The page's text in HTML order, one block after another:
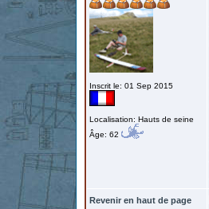
Inscrit le: 01 Sep 2015
Localisation: Hauts de seine
Âge: 62
Revenir en haut de page